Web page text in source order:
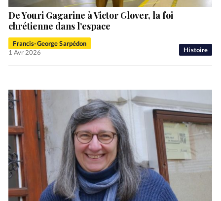
Histoire
De Youri Gagarine à Victor Glover, la foi
chrétienne dans l’espace
Francis-George Sarpédon
1 Avr 2026